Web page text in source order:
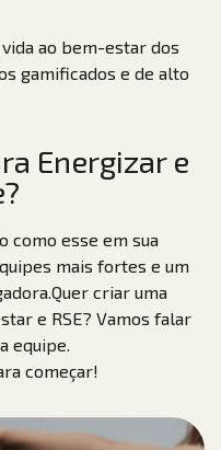
ao bem-estar dos
gamificados e de alto
Energizar e
como esse em sua
mais fortes e um
criar uma
e RSE? Vamos falar
equipe.
começar!